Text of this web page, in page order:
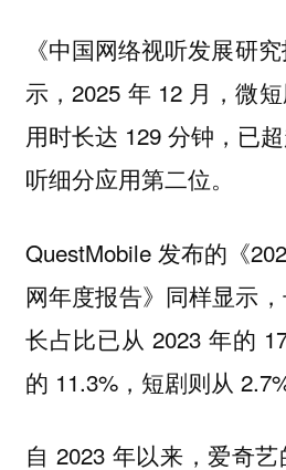
《中国网络视听发展研
示，2025 年 12 月，微
用时长达 129 分钟，已
听细分应用第二位。
QuestMobile 发布的《
网年度报告》同样显示
长占比已从 2023 年的
的 11.3%，短剧则从
自 2023 年以来，爱奇